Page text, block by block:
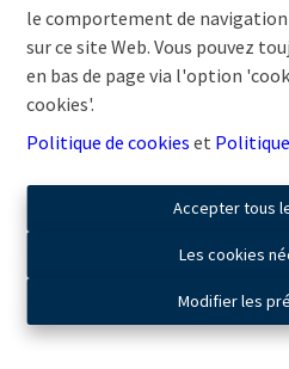
le comportement de
sur ce site Web. Vous pouvez
en bas de page via l'option
cookies'.
Politique de cookies et
Accepter tous
Les cookies
Modifier les
Appartement 3.2